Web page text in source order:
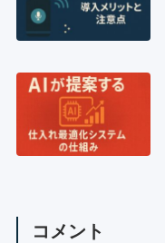
コメント